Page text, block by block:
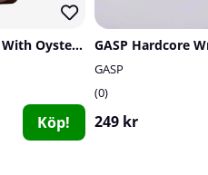
Dense Beef Testicles With Oysters & Liver, 240 caps
Köp!
GASP
0
249 kr